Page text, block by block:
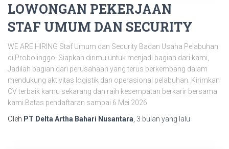
LOWONGAN PEKERJAAN
STAF UMUM DAN SECURITY
WE ARE HIRING Staf Umum dan Security Badan Usaha Pelabuhan
di Probolinggo. Siapkan dirimu untuk menjadi bagian dari kami,
Jadilah bagian dari perusahaan yang terus berkembang dalam
mendukung aktivitas logistik dan operasional pelabuhan. Kirimkan
CV terbaik kamu sekarang dan raih kesempatan berkarir bersama
kami.Batas pendaftaran sampai 6 Mei 2026
Oleh PT Delta Artha Bahari Nusantara, 3 bulan yang lalu